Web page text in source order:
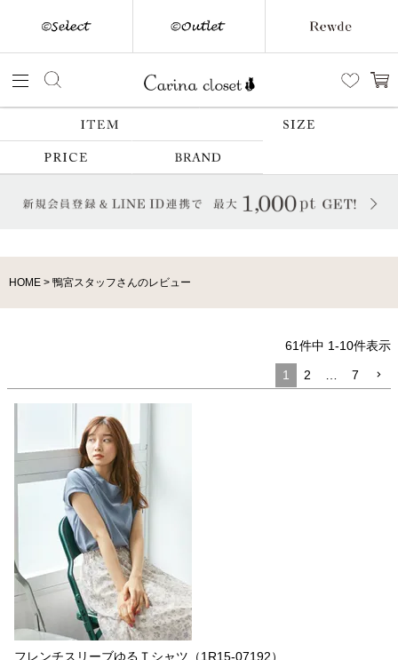
HOME 鴨宮スタッフさんのレビュー
61件中 1-10件表示
1 2 7
フレンチスリーブゆるＴシャツ（1R15-07192）